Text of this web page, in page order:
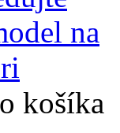
košíka